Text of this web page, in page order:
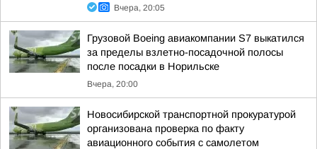
Вчера, 20:05
Грузовой Boeing авиакомпании S7 выкатился
за пределы взлетно-посадочной полосы
после посадки в Норильске
Вчера, 20:00
Новосибирской транспортной прокуратурой
организована проверка по факту
авиационного события с самолетом